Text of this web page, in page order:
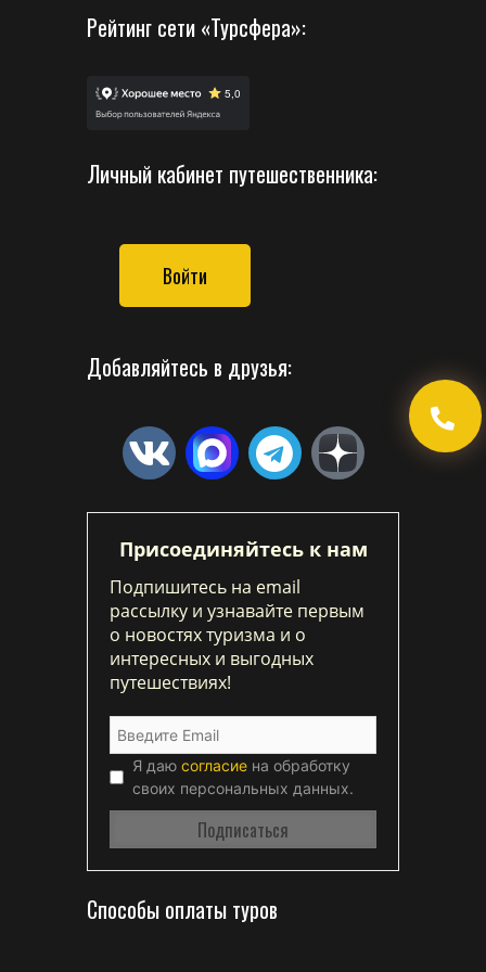
Рейтинг сети «Турсфера»:
Личный кабинет путешественника:
Войти
Добавляйтесь в друзья:
Присоединяйтесь к нам
Подпишитесь на email
рассылку и узнавайте первым
о новостях туризма и о
интересных и выгодных
путешествиях!
Я даю согласие на обработку
своих персональных данных.
Способы оплаты туров